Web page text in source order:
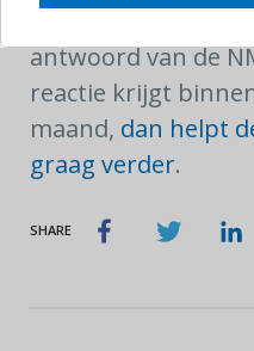
antwoord van de
reactie krijgt
maand, dan helpt
graag verder.
SHARE